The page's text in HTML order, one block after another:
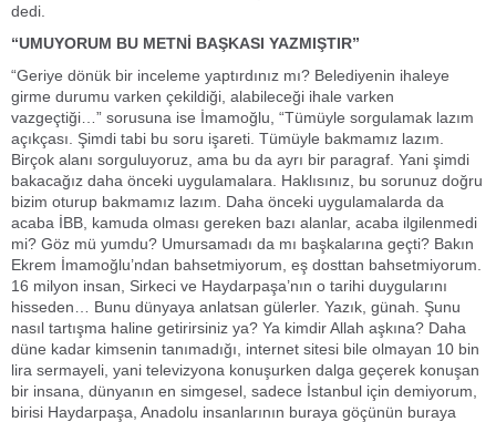
dedi.
“UMUYORUM BU METNİ BAŞKASI YAZMIŞTIR”
“Geriye dönük bir inceleme yaptırdınız mı? Belediyenin ihaleye
girme durumu varken çekildiği, alabileceği ihale varken
vazgeçtiği…” sorusuna ise İmamoğlu, “Tümüyle sorgulamak lazım
açıkçası. Şimdi tabi bu soru işareti. Tümüyle bakmamız lazım.
Birçok alanı sorguluyoruz, ama bu da ayrı bir paragraf. Yani şimdi
bakacağız daha önceki uygulamalara. Haklısınız, bu sorunuz doğru
bizim oturup bakmamız lazım. Daha önceki uygulamalarda da
acaba İBB, kamuda olması gereken bazı alanlar, acaba ilgilenmedi
mi? Göz mü yumdu? Umursamadı da mı başkalarına geçti? Bakın
Ekrem İmamoğlu’ndan bahsetmiyorum, eş dosttan bahsetmiyorum.
16 milyon insan, Sirkeci ve Haydarpaşa’nın o tarihi duygularını
hisseden… Bunu dünyaya anlatsan gülerler. Yazık, günah. Şunu
nasıl tartışma haline getirirsiniz ya? Ya kimdir Allah aşkına? Daha
düne kadar kimsenin tanımadığı, internet sitesi bile olmayan 10 bin
lira sermayeli, yani televizyona konuşurken dalga geçerek konuşan
bir insana, dünyanın en simgesel, sadece İstanbul için demiyorum,
birisi Haydarpaşa, Anadolu insanlarının buraya göçünün buraya